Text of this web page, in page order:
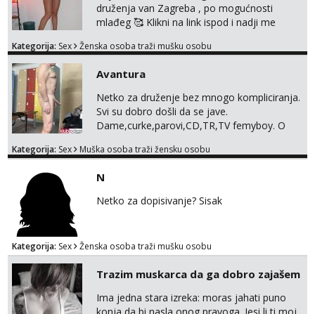
druženja van Zagreba , po mogućnosti
mlađeg 🥰 Klikni na link ispod i nadji me
Kategorija: Sex Ženska osoba traži mušku osobu
Avantura
Netko za druženje bez mnogo kompliciranja.
Svi su dobro došli da se jave.
Dame,curke,parovi,CD,TR,TV femyboy. O
nemam ali ako smo za druženje možemo
Kategorija: Sex Muška osoba traži žensku osobu
N
Netko za dopisivanje? Sisak
Kategorija: Sex Ženska osoba traži mušku osobu
Trazim muskarca da ga dobro zajašem
Ima jedna stara izreka: moras jahati puno